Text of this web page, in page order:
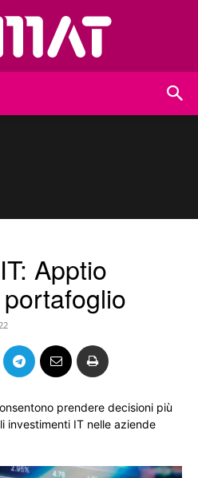
Apptio
prendere decisioni più
investimenti IT nelle aziende